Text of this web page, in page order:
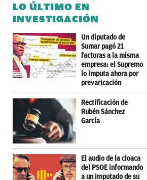
LO ÚLTIMO EN
INVESTIGACIÓN
Un diputado de
Sumar pagó 21
facturas a la misma
empresa: el Supremo
lo imputa ahora por
prevaricación
Rectificación de
Rubén Sánchez
García
El audio de la cloaca
del PSOE informando
a un imputado de su